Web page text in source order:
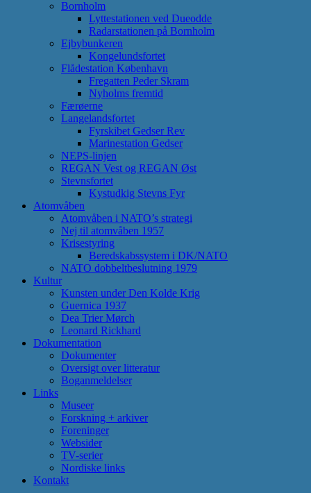
Bornholm
Lyttestationen ved Dueodde
Radarstationen på Bornholm
Ejbybunkeren
Kongelundsfortet
Flådestation København
Fregatten Peder Skram
Nyholms fremtid
Færøerne
Langelandsfortet
Fyrskibet Gedser Rev
Marinestation Gedser
NEPS-linjen
REGAN Vest og REGAN Øst
Stevnsfortet
Kystudkig Stevns Fyr
Atomvåben
Atomvåben i NATO’s strategi
Nej til atomvåben 1957
Krisestyring
Beredskabssystem i DK/NATO
NATO dobbeltbeslutning 1979
Kultur
Kunsten under Den Kolde Krig
Guernica 1937
Dea Trier Mørch
Leonard Rickhard
Dokumentation
Dokumenter
Oversigt over litteratur
Boganmeldelser
Links
Museer
Forskning + arkiver
Foreninger
Websider
TV-serier
Nordiske links
Kontakt